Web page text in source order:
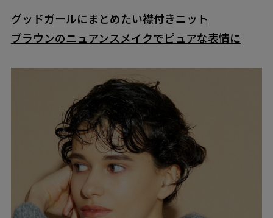
グッドガールにまとめたい襟付きニット
ブラウンのニュアンスメイクでピュアな表情に